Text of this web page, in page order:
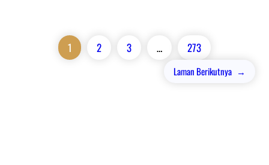
1 2 3 … 273
Laman Berikutnya →